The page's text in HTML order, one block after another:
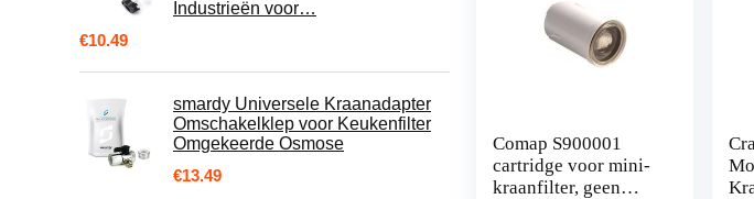
Industrieën voor…
€10.49
smardy Universele Kraanadapter
Omschakelklep voor Keukenfilter
Omgekeerde Osmose
€13.49
Comap S900001
cartridge voor mini-
kraanfilter, geen